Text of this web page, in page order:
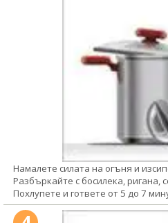
Намалете силата на огъня и
Разбъркайте с босилека, ригана,
Похлупете и гответе от 5 до 7